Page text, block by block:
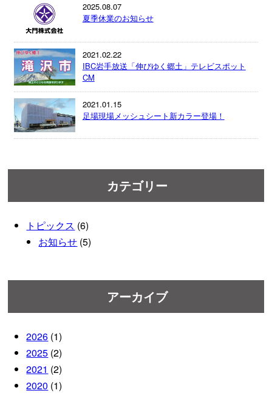
2025.08.07
夏季休業のお知らせ
2021.02.22
IBC岩手放送「伸びゆく郷土」テレビスポット
CM
2021.01.15
足場現場メッシュシート新カラー登場！
カテゴリー
トピックス (6)
お知らせ (5)
アーカイブ
2026 (1)
2025 (2)
2021 (2)
2020 (1)